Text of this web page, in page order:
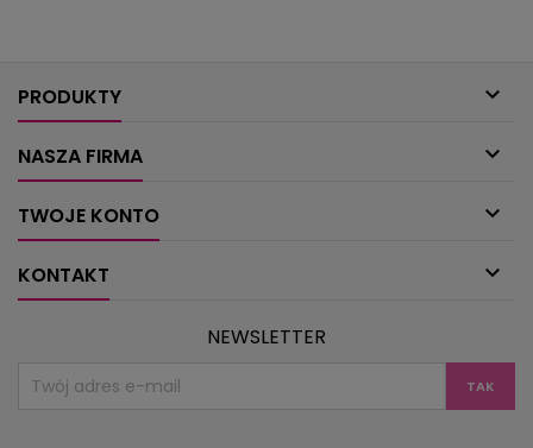
PRODUKTY 
NASZA FIRMA 
TWOJE KONTO 
KONTAKT 
NEWSLETTER